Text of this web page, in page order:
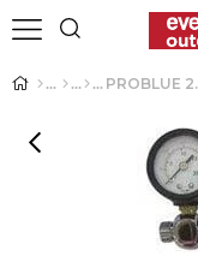
PROBLUE